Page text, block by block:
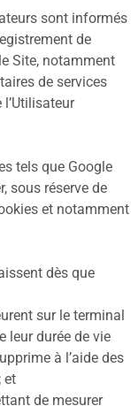
sont informés
de
Site, notamment
de services
tels que Google
sous réserve de
et notamment
dès que
sur le terminal
leur durée de vie
à l’aide des
et
de mesurer